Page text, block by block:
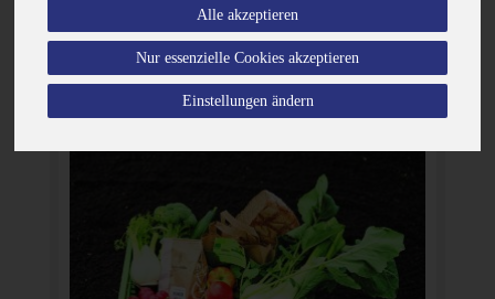
Alle akzeptieren
Nur essenzielle Cookies akzeptieren
Einstellungen ändern